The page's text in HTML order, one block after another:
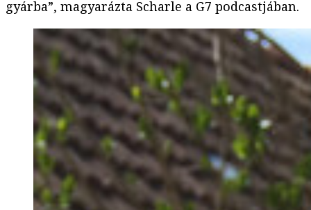
gyárba”, magyarázta Scharle a G7 podcastjában.